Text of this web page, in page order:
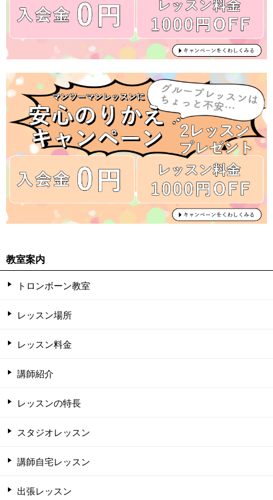
教室案内
トロンボーン教室
レッスン場所
レッスン料金
講師紹介
レッスンの特長
スタジオレッスン
講師自宅レッスン
出張レッスン